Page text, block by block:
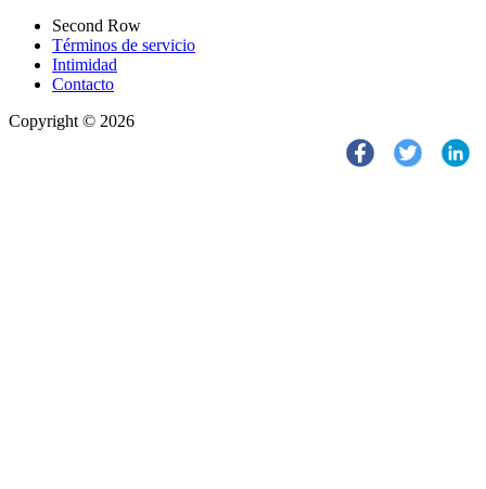
Second Row
Términos de servicio
Intimidad
Contacto
Copyright © 2026